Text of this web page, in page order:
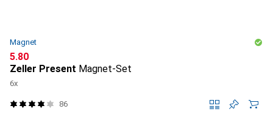
Magnet
CHF
5.80
Zeller Present Magnet-Set
6x
86